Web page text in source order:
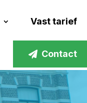
Vast tarief
Contact